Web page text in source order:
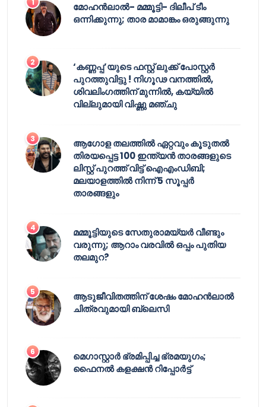
മോഹൻലാൽ- മമ്മൂട്ടി- ദിലീപ് ടീം
ഒന്നിക്കുന്നു; താര മാമാങ്കം ഒരുങ്ങുന്നു
‘കണ്ണപ്പ’യുടെ ഫസ്റ്റ് ലുക്ക് പോസ്റ്റർ
പുറത്തുവിട്ടു ! നിഗൂഢ വനത്തിൽ,
ശിവലിംഗത്തിന് മുന്നിൽ, കയ്യിൽ
വില്ലുമായി വിഷ്ണു മഞ്ചു
ആഗോള തലത്തിൽ ഏറ്റവും കൂടുതൽ
തിരയപ്പെട്ട 100 ഇന്ത്യൻ താരങ്ങളുടെ
ലിസ്റ്റ് പുറത്ത് വിട്ട് ഐഎംഡിബി;
മലയാളത്തിൽ നിന്ന് 5 സൂപ്പർ
താരങ്ങളും
മമ്മൂട്ടിയുടെ സേതുരാമയ്യർ വീണ്ടും
വരുന്നു; ആറാം വരവിൽ ഒപ്പം പുതിയ
തലമുറ?
ആടുജീവിതത്തിന് ശേഷം മോഹൻലാൽ
ചിത്രവുമായി ബ്ലെസി
മെഗാസ്റ്റാർ ഭ്രമിപ്പിച്ച ഭ്രമയുഗം;
ഫൈനൽ കളക്ഷൻ റിപ്പോർട്ട്